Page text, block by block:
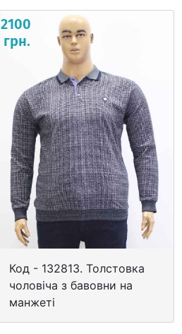
2100
грн.
Код - 132813. Толстовка
чоловіча з бавовни на
манжеті